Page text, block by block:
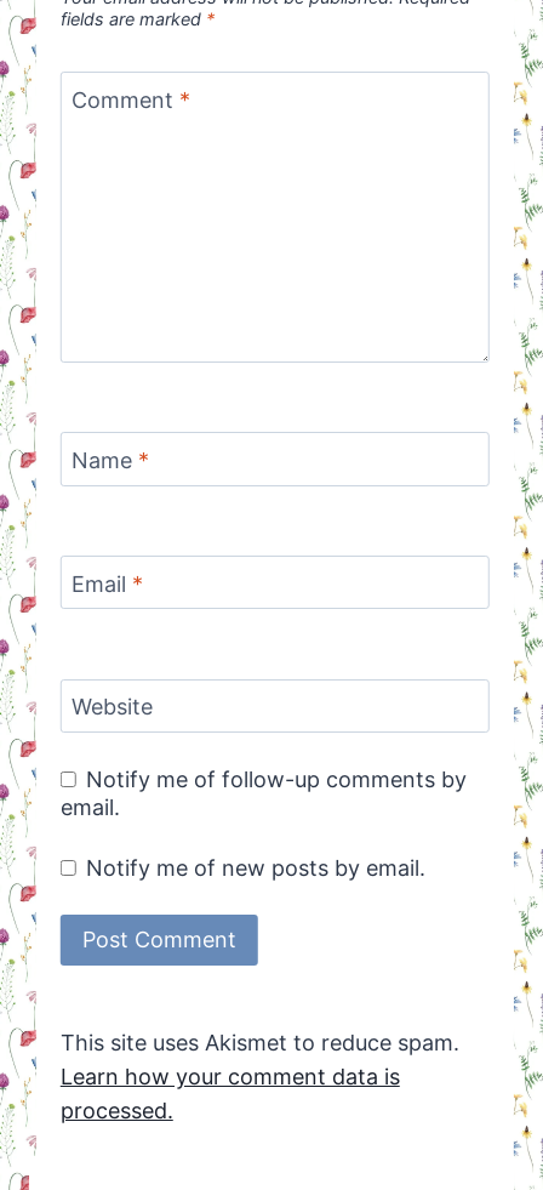
fields are marked *
Comment *
Name *
Email *
Website
Notify me of follow-up comments by
email.
Notify me of new posts by email.
This site uses Akismet to reduce spam.
Learn how your comment data is
processed.